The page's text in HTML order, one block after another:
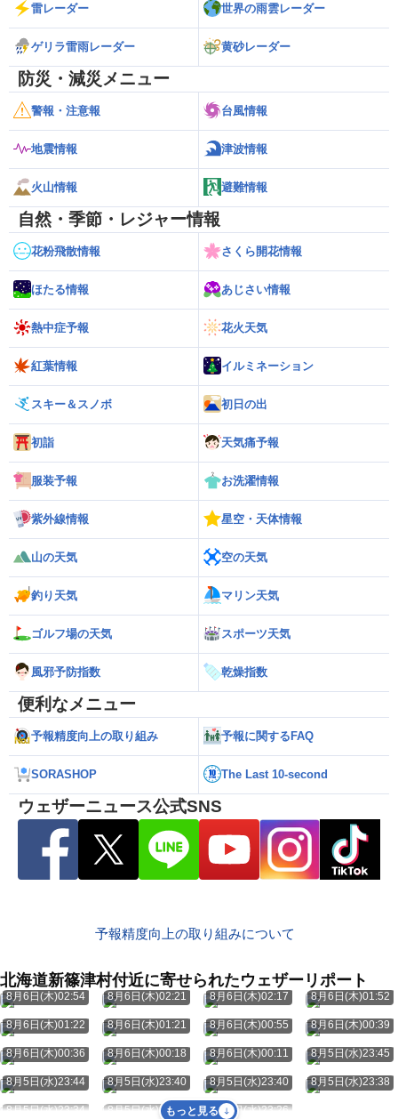
雷レーダー 世界の雨雲レーダー
ゲリラ雷雨レーダー 黄砂レーダー
防災・減災メニュー
警報・注意報 台風情報
地震情報 津波情報
火山情報 避難情報
自然・季節・レジャー情報
花粉飛散情報 さくら開花情報
ほたる情報 あじさい情報
熱中症予報 花火天気
紅葉情報 イルミネーション
スキー＆スノボ 初日の出
初詣 天気痛予報
服装予報 お洗濯情報
紫外線情報 星空・天体情報
山の天気 空の天気
釣り天気 マリン天気
ゴルフ場の天気 スポーツ天気
風邪予防指数 乾燥指数
便利なメニュー
予報精度向上の取り組み 予報に関するFAQ
SORASHOP The Last 10-second
ウェザーニュース公式SNS
予報精度向上の取り組みについて
北海道新篠津村付近に寄せられたウェザーリポート
8月6日(木)02:54 8月6日(木)02:21 8月6日(木)02:17 8月6日(木)01:52
8月6日(木)01:22 8月6日(木)01:21 8月6日(木)00:55 8月6日(木)00:39
8月6日(木)00:36 8月6日(木)00:18 8月6日(木)00:11 8月5日(水)23:45
8月5日(水)23:44 8月5日(水)23:40 8月5日(水)23:40 8月5日(水)23:38
8月5日(水)23:34 8月5日(水)23:26 8月5日(水)23:26
もっと見る